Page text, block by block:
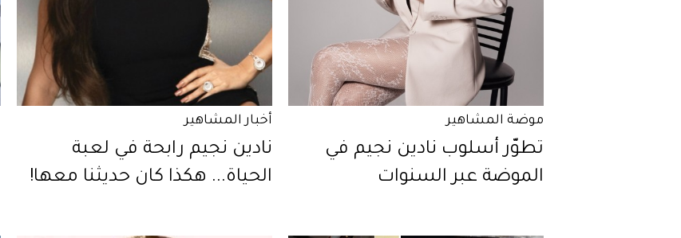
موضة المشاهير
تطوّر أسلوب نادين نجيم في
الموضة عبر السنوات
أخبار المشاهير
نادين نجيم رابحة في لعبة
الحياة... هكذا كان حديثنا معها!